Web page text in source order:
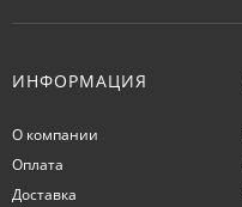
ИНФОРМАЦИЯ
О компании
Оплата
Доставка